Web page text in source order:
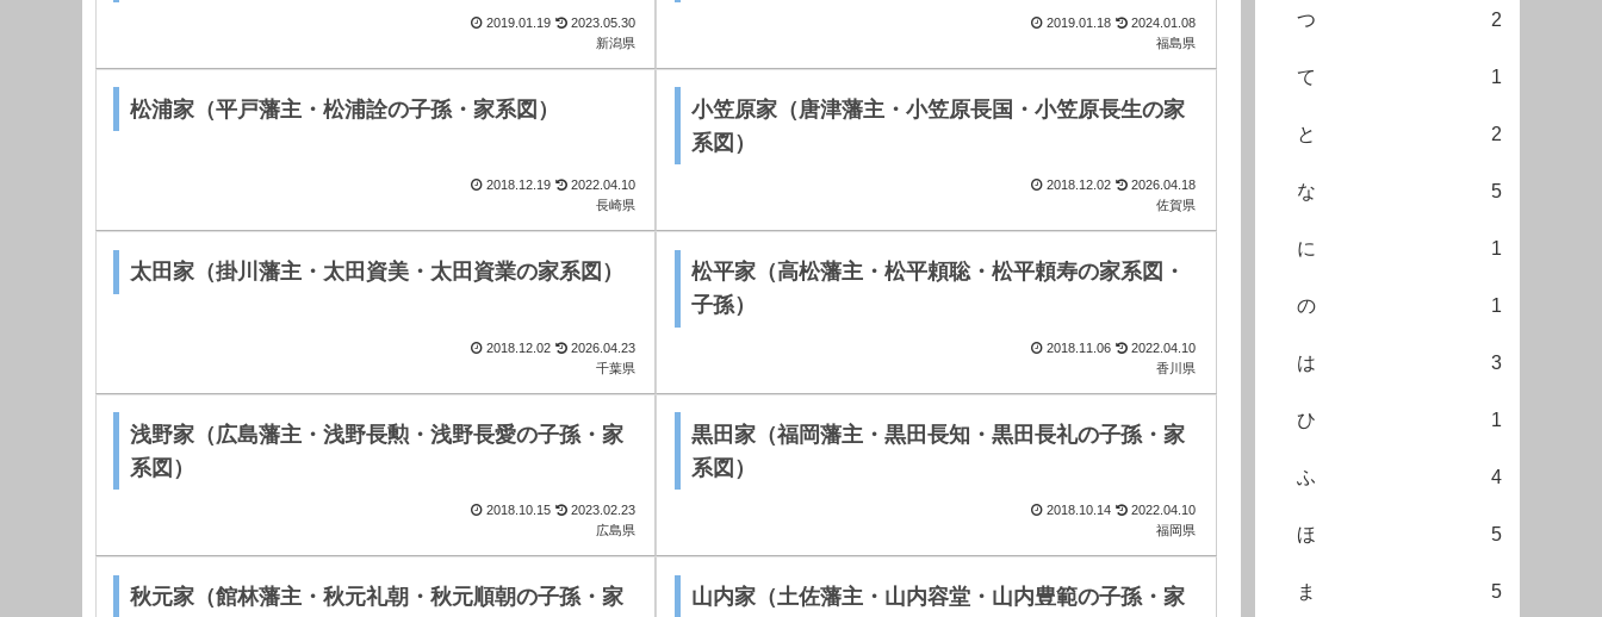
2019.01.19
2023.05.30
新潟県
2019.01.18
2024.01.08
福島県
松浦家（平戸藩主・松浦詮の子孫・家系図）
2018.12.19
2022.04.10
長崎県
小笠原家（唐津藩主・小笠原長国・小笠原長生の家
系図）
2018.12.02
2026.04.18
佐賀県
太田家（掛川藩主・太田資美・太田資業の家系図）
2018.12.02
2026.04.23
千葉県
松平家（高松藩主・松平頼聡・松平頼寿の家系図・
子孫）
2018.11.06
2022.04.10
香川県
浅野家（広島藩主・浅野長勲・浅野長愛の子孫・家
系図）
2018.10.15
2023.02.23
広島県
黒田家（福岡藩主・黒田長知・黒田長礼の子孫・家
系図）
2018.10.14
2022.04.10
福岡県
秋元家（館林藩主・秋元礼朝・秋元順朝の子孫・家
山内家（土佐藩主・山内容堂・山内豊範の子孫・家
つ 2
て 1
と 2
な 5
に 1
の 1
は 3
ひ 1
ふ 4
ほ 5
ま 5